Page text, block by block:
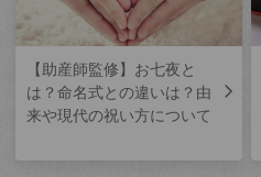
【助産師監修】お七夜と
は？命名式との違いは？由
来や現代の祝い方について